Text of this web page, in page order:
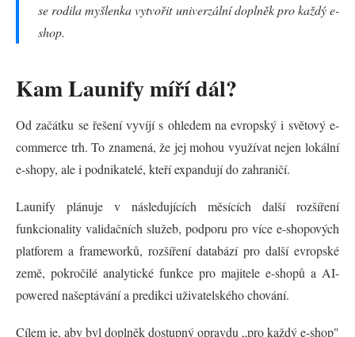
se rodila myšlenka vytvořit univerzální doplněk pro každý e-
shop.
Kam Launify míří dál?
Od začátku se řešení vyvíjí s ohledem na evropský i světový e-
commerce trh. To znamená, že jej mohou využívat nejen lokální
e-shopy, ale i podnikatelé, kteří expandují do zahraničí.
Launify plánuje v následujících měsících další rozšíření
funkcionality validačních služeb, podporu pro více e-shopových
platforem a frameworků, rozšíření databází pro další evropské
země, pokročilé analytické funkce pro majitele e-shopů a AI-
powered našeptávání a predikci uživatelského chování.
Cílem je, aby byl doplněk dostupný opravdu „pro každý e-shop"